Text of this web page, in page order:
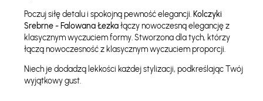
Poczuj siłę detalu i spokojną pewność elegancji. Kolczyki
Srebrne - Falowana Łezkałączy nowoczesną elegancję z
klasycznym wyczuciem formy. Stworzona dla tych, którzy
łączą nowoczesność z klasycznym wyczuciem proporcji.
Niech je dodadzą lekkości każdej stylizacji, podkreślając Twój
wyjątkowy gust.